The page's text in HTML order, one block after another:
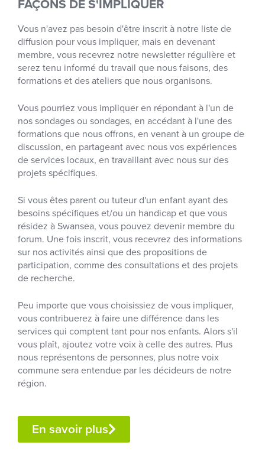
FAÇONS DE S'IMPLIQUER
Vous n'avez pas besoin d'être inscrit à notre liste de
diffusion pour vous impliquer, mais en devenant
membre, vous recevrez notre newsletter régulière et
serez tenu informé du travail que nous faisons, des
formations et des ateliers que nous organisons.
Vous pourriez vous impliquer en répondant à l'un de
nos sondages ou sondages, en accédant à l'une des
formations que nous offrons, en venant à un groupe de
discussion, en partageant avec nous vos expériences
de services locaux, en travaillant avec nous sur des
projets spécifiques.
Si vous êtes parent ou tuteur d'un enfant ayant des
besoins spécifiques et/ou un handicap et que vous
résidez à Swansea, vous pouvez devenir membre du
forum. Une fois inscrit, vous recevrez des informations
sur nos activités ainsi que des propositions de
participation, comme des consultations et des projets
de recherche.
Peu importe que vous choisissiez de vous impliquer,
vous contribuerez à faire une différence dans les
services qui comptent tant pour nos enfants. Alors s'il
vous plaît, ajoutez votre voix à celle des autres. Plus
nous représentons de personnes, plus notre voix
commune sera entendue par les décideurs de notre
région.
En savoir plus